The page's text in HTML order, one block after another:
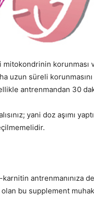
korunması
süreli
antrenmandan 30
yani doz aşımı
antrenmanınıza
bu supplement